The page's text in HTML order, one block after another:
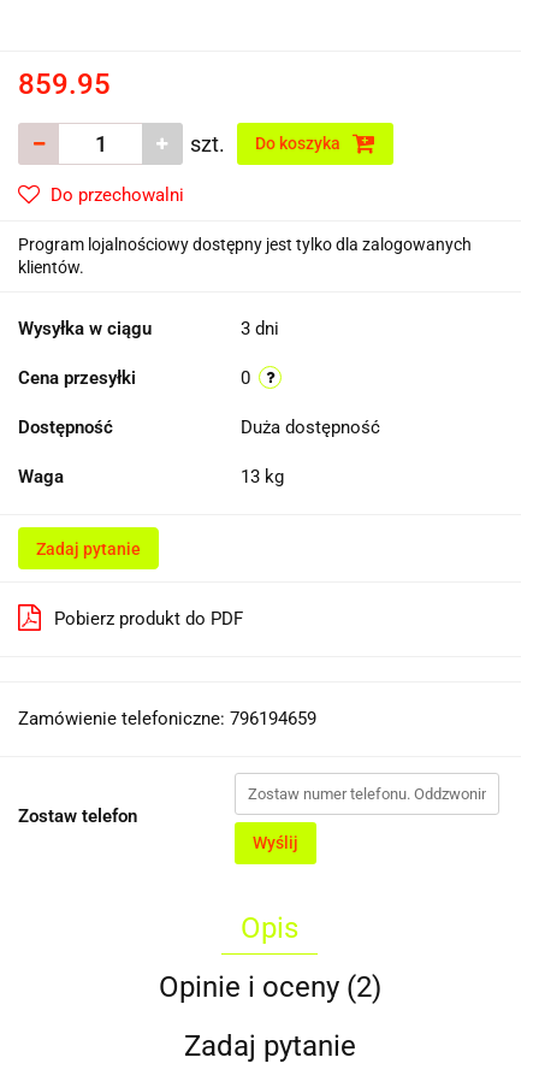
859.95
szt. Do koszyka
Do przechowalni
Program lojalnościowy dostępny jest tylko dla zalogowanych
klientów.
Wysyłka w ciągu 3 dni
Cena przesyłki 0
Dostępność Duża dostępność
Waga 13 kg
Zadaj pytanie
Pobierz produkt do PDF
Zamówienie telefoniczne: 796194659
Zostaw telefon
Wyślij
Opis
Opinie i oceny (2)
Zadaj pytanie